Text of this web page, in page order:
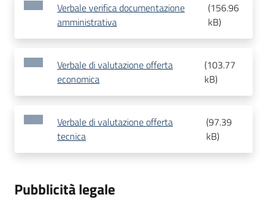
Verbale verifica documentazione
amministrativa
(156.96
kB)
Verbale di valutazione offerta
economica
(103.77
kB)
Verbale di valutazione offerta
tecnica
(97.39
kB)
Pubblicità legale